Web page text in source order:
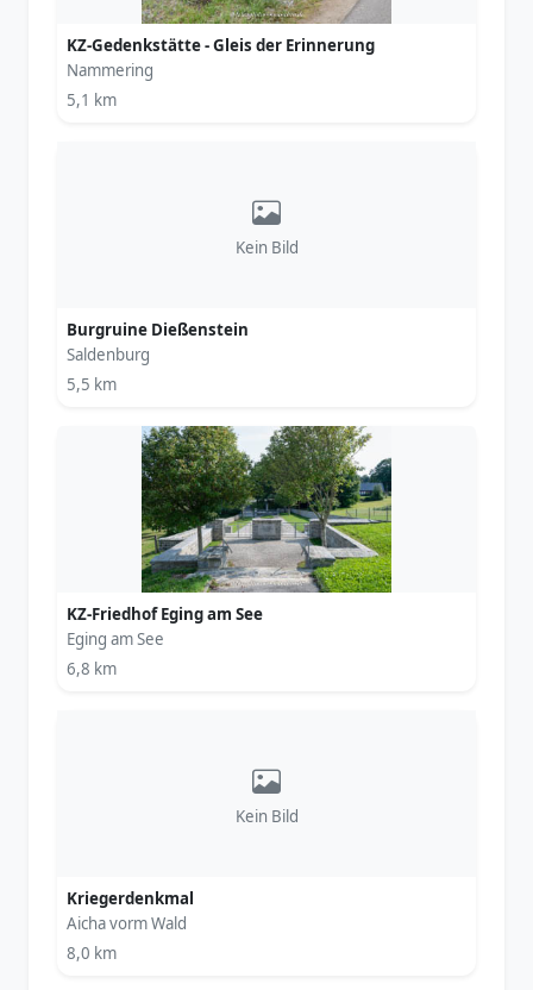
KZ-Gedenkstätte - Gleis der Erinnerung
Nammering
5,1 km
Kein Bild
Burgruine Dießenstein
Saldenburg
5,5 km
KZ-Friedhof Eging am See
Eging am See
6,8 km
Kein Bild
Kriegerdenkmal
Aicha vorm Wald
8,0 km